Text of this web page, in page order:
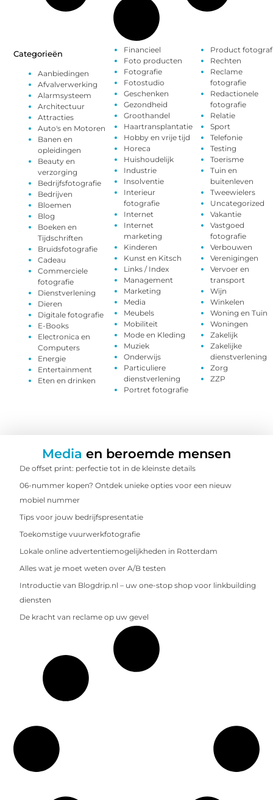
Categorieën
Aanbiedingen
Afvalverwerking
Alarmsysteem
Architectuur
Attracties
Auto's en Motoren
Banen en
opleidingen
Beauty en
verzorging
Bedrijfsfotografie
Bedrijven
Bloemen
Blog
Boeken en
Tijdschriften
Bruidsfotografie
Cadeau
Commerciele
fotografie
Dienstverlening
Dieren
Digitale fotografie
E-Books
Electronica en
Computers
Energie
Entertainment
Eten en drinken
Financieel
Foto producten
Fotografie
Fotostudio
Geschenken
Gezondheid
Groothandel
Haartransplantatie
Hobby en vrije tijd
Horeca
Huishoudelijk
Industrie
Insolventie
Interieur
fotografie
Internet
Internet
marketing
Kinderen
Kunst en Kitsch
Links / Index
Management
Marketing
Media
Meubels
Mobiliteit
Mode en Kleding
Muziek
Onderwijs
Particuliere
dienstverlening
Portret fotografie
Product
Rechten
Reclame
fotografie
Redactionele
fotografie
Relatie
Sport
Telefonie
Testing
Toerisme
Tuin en
buitenleven
Tweewielers
Uncategorized
Vakantie
Vastgoed
fotografie
Verbouwen
Verenigingen
Vervoer en
transport
Wijn
Winkelen
Woning en Tuin
Woningen
Zakelijk
Zakelijke
dienstverlening
Zorg
ZZP
Media en beroemde mensen
De offset print: perfectie tot in de kleinste details
06-nummer kopen? Ontdek unieke opties voor een nieuw
mobiel nummer
Tips voor jouw bedrijfspresentatie
Toekomstige vuurwerkfotografie
Lokale online advertentiemogelijkheden in Rotterdam
Alles wat je moet weten over A/B testen
Introductie van Blogdrip.nl – uw one-stop shop voor linkbuilding
diensten
De kracht van reclame op uw gevel